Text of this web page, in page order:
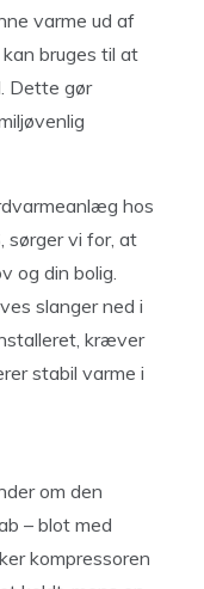
varme ud af
bruges til at
Dette gør
hos
sørger vi for, at
og din bolig.
slanger ned i
kræver
stabil varme i
om den
– blot med
kompressoren